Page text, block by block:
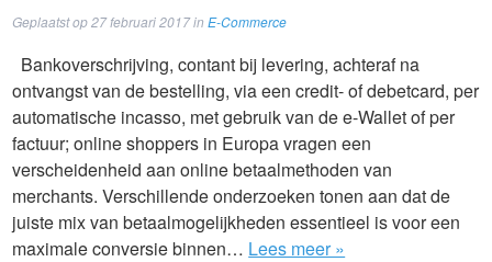
Geplaatst op27 februari 2017inE-Commerce
Bankoverschrijving, contant bij levering, achteraf na
ontvangst van de bestelling, via een credit- of debetcard, per
automatische incasso, met gebruik van de e-Wallet of per
factuur; online shoppers in Europa vragen een
verscheidenheid aan online betaalmethoden van
merchants. Verschillende onderzoeken tonen aan dat de
juiste mix van betaalmogelijkheden essentieel is voor een
maximale conversie binnen… Lees meer »